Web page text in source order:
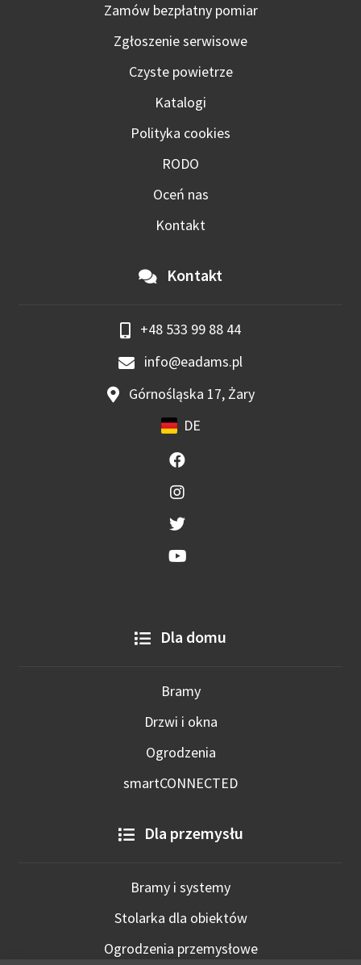
Zamów bezpłatny pomiar
Zgłoszenie serwisowe
Czyste powietrze
Katalogi
Polityka cookies
RODO
Oceń nas
Kontakt
Kontakt
+48 533 99 88 44
info@eadams.pl
Górnośląska 17, Żary
DE
Dla domu
Bramy
Drzwi i okna
Ogrodzenia
smartCONNECTED
Dla przemysłu
Bramy i systemy
Stolarka dla obiektów
Ogrodzenia przemysłowe